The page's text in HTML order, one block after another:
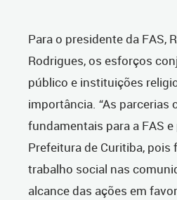
Para o presidente da FAS,
Rodrigues, os esforços
público e instituições
importância. “As parcerias
fundamentais para a FAS
Prefeitura de Curitiba, pois
trabalho social nas
alcance das ações em